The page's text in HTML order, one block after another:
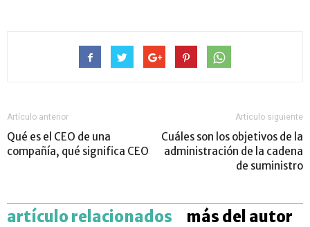
Artículo anterior
Qué es el CEO de una
compañía, qué significa CEO
Artículo siguiente
Cuáles son los objetivos de la
administración de la cadena
de suministro
artículo relacionados más del autor